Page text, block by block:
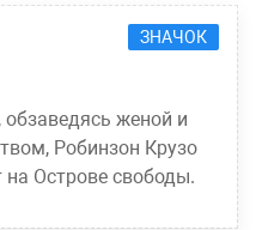
ЗНАЧОК
обзаведясь женой и
Робинзон Крузо
на Острове свободы.